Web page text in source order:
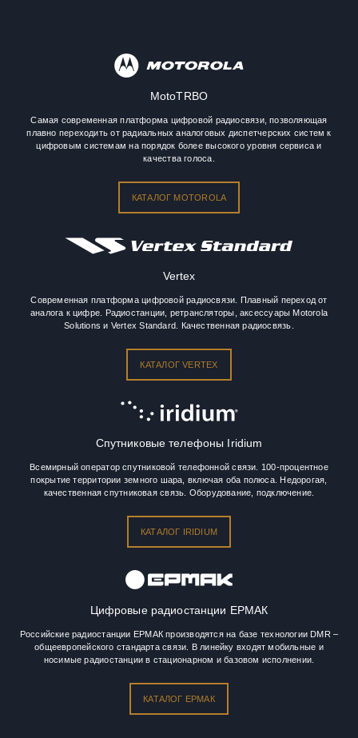
MotoTRBO
Самая современная платформа цифровой радиосвязи, позволяющая
плавно переходить от радиальных аналоговых диспетчерских систем к
цифровым системам на порядок более высокого уровня сервиса и
качества голоса.
КАТАЛОГ MOTOROLA
Vertex
Современная платформа цифровой радиосвязи. Плавный переход от
аналога к цифре. Радиостанции, ретрансляторы, аксессуары Motorola
Solutions и Vertex Standard. Качественная радиосвязь.
КАТАЛОГ VERTEX
Спутниковые телефоны Iridium
Всемирный оператор спутниковой телефонной связи. 100-процентное
покрытие территории земного шара, включая оба полюса. Недорогая,
качественная спутниковая связь. Оборудование, подключение.
КАТАЛОГ IRIDIUM
Цифровые радиостанции ЕРМАК
Российские радиостанции ЕРМАК производятся на базе технологии DMR –
общеевропейского стандарта связи. В линейку входят мобильные и
носимые радиостанции в стационарном и базовом исполнении.
КАТАЛОГ ЕРМАК